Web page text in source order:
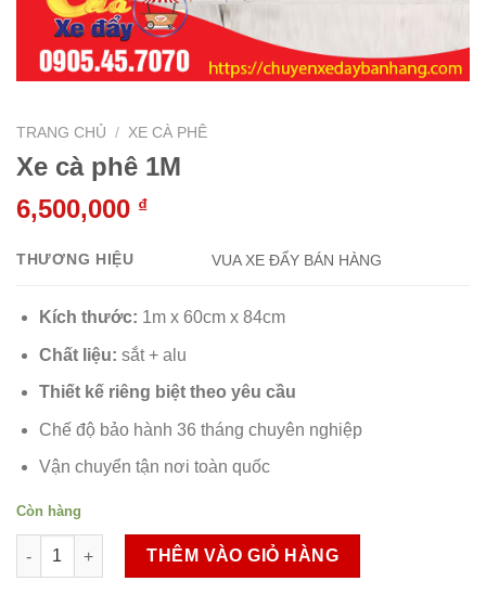
TRANG CHỦ / XE CÀ PHÊ
Xe cà phê 1M
6,500,000 ₫
THƯƠNG HIỆU VUA XE ĐẨY BÁN HÀNG
Kích thước: 1m x 60cm x 84cm
Chất liệu: sắt + alu
Thiết kế riêng biệt theo yêu cầu
Chế độ bảo hành 36 tháng chuyên nghiệp
Vận chuyển tận nơi toàn quốc
Còn hàng
Xe cà phê 1M số lượng
THÊM VÀO GIỎ HÀNG